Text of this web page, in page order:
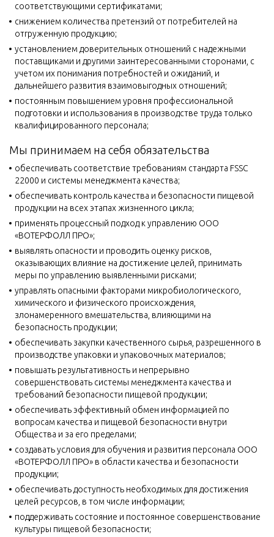
соответствующими сертификатами;
снижением количества претензий от потребителей на
отгруженную продукцию;
установлением доверительных отношений с надежными
поставщиками и другими заинтересованными сторонами, с
учетом их понимания потребностей и ожиданий, и
дальнейшего развития взаимовыгодных отношений;
постоянным повышением уровня профессиональной
подготовки и использования в производстве труда только
квалифицированного персонала;
Мы принимаем на себя обязательства
обеспечивать соответствие требованиям стандарта FSSC
22000 и системы менеджмента качества;
обеспечивать контроль качества и безопасности пищевой
продукции на всех этапах жизненного цикла;
применять процессный подход к управлению ООО
«ВОТЕРФОЛЛ ПРО»;
выявлять опасности и проводить оценку рисков,
оказывающих влияние на достижение целей, принимать
меры по управлению выявленными рисками;
управлять опасными факторами микробиологического,
химического и физического происхождения,
злонамеренного вмешательства, влияющими на
безопасность продукции;
обеспечивать закупки качественного сырья, разрешенного в
производстве упаковки и упаковочных материалов;
повышать результативность и непрерывно
совершенствовать системы менеджмента качества и
требований безопасности пищевой продукции;
обеспечивать эффективный обмен информацией по
вопросам качества и пищевой безопасности внутри
Общества и за его пределами;
создавать условия для обучения и развития персонала ООО
«ВОТЕРФОЛЛ ПРО» в области качества и безопасности
продукции;
обеспечивать доступность необходимых для достижения
целей ресурсов, в том числе информации;
поддерживать состояние и постоянное совершенствование
культуры пищевой безопасности;